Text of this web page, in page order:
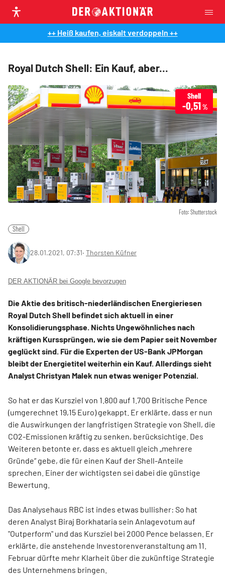
++ Heiß kaufen, eiskalt verdoppeln ++
Royal Dutch Shell: Ein Kauf, aber...
Foto: Shutterstock
Shell
-0,51%
Shell
28.01.2021, 07:31‧ Thorsten Küfner
DER AKTIONÄR bei Google bevorzugen
Die Aktie des britisch-niederländischen Energieriesen
Royal Dutch Shell befindet sich aktuell in einer
Konsolidierungsphase. Nichts Ungewöhnliches nach
kräftigen Kurssprüngen, wie sie dem Papier seit November
geglückt sind. Für die Experten der US-Bank JPMorgan
bleibt der Energietitel weiterhin ein Kauf. Allerdings sieht
Analyst Christyan Malek nun etwas weniger Potenzial.
So hat er das Kursziel von 1.800 auf 1.700 Britische Pence
(umgerechnet 19,15 Euro) gekappt. Er erklärte, dass er nun
die Auswirkungen der langfristigen Strategie von Shell, die
CO2-Emissionen kräftig zu senken, berücksichtige. Des
Weiteren betonte er, dass es aktuell gleich „mehrere
Gründe“ gebe, die für einen Kauf der Shell-Anteile
sprechen. Einer der wichtigsten sei dabei die günstige
Bewertung.
Das Analysehaus RBC ist indes etwas bullisher: So hat
deren Analyst Biraj Borkhataria sein Anlagevotum auf
"Outperform" und das Kursziel bei 2000 Pence belassen. Er
erklärte, die anstehende Investorenveranstaltung am 11.
Februar dürfte mehr Klarheit über die zukünftige Strategie
des Unternehmens bringen.